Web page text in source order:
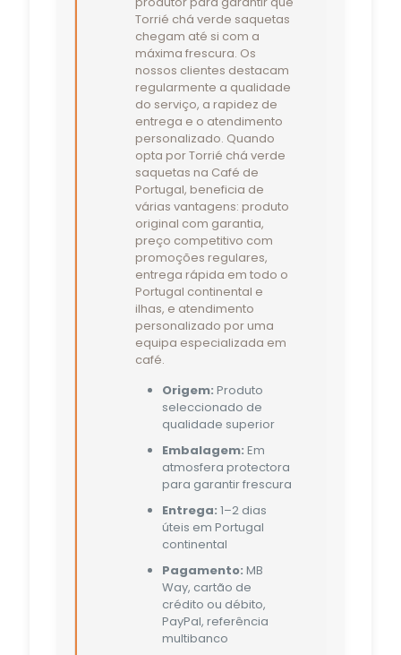
Torrié chá verde saquetas
chegam até si com a
máxima frescura. Os
nossos clientes destacam
regularmente a qualidade
do serviço, a rapidez de
entrega e o atendimento
personalizado. Quando
opta por Torrié chá verde
saquetas na Café de
Portugal, beneficia de
várias vantagens: produto
original com garantia,
preço competitivo com
promoções regulares,
entrega rápida em todo o
Portugal continental e
ilhas, e atendimento
personalizado por uma
equipa especializada em
café.
Origem: Produto
seleccionado de
qualidade superior
Embalagem: Em
atmosfera protectora
para garantir frescura
Entrega: 1–2 dias
úteis em Portugal
continental
Pagamento: MB
Way, cartão de
crédito ou débito,
PayPal, referência
multibanco